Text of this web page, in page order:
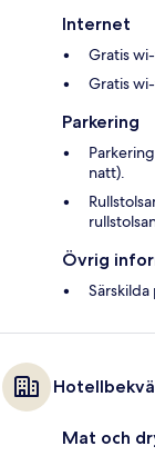
Internet
Gratis
Gratis
Parkering
natt).
Övrig
Mat och